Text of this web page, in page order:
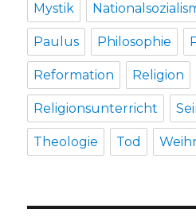
Mystik
Paulus Philosophie
Reformation Religion
Religionsunterricht
Theologie Tod